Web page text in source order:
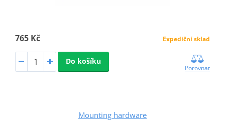
765 Kč Expediční sklad
Do košíku
Porovnat
Mounting hardware